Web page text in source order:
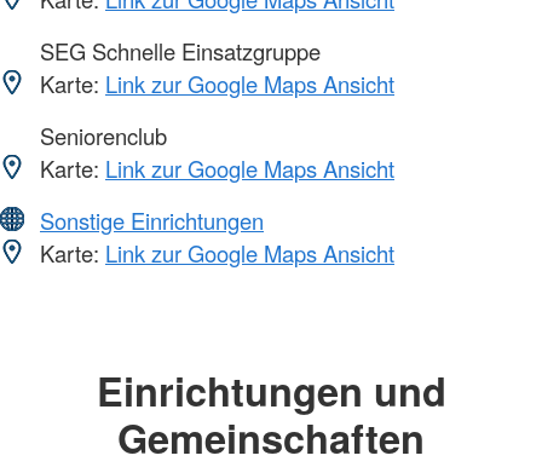
SEG Schnelle Einsatzgruppe
Karte: Link zur Google Maps Ansicht
Seniorenclub
Karte: Link zur Google Maps Ansicht
Sonstige Einrichtungen
Karte: Link zur Google Maps Ansicht
Einrichtungen und
Gemeinschaften